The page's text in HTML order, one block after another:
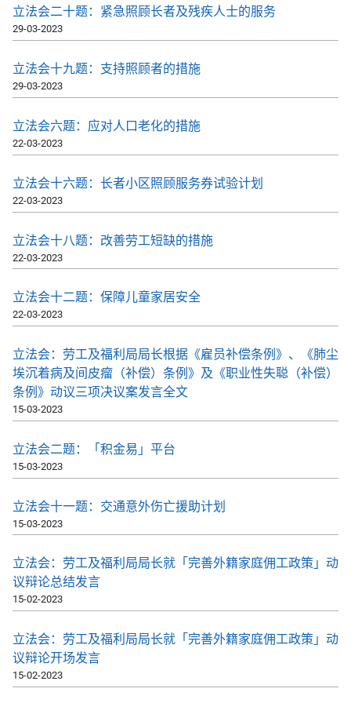
立法会二十题：紧急照顾长者及残疾人士的服务
29-03-2023
立法会十九题：支持照顾者的措施
29-03-2023
立法会六题：应对人口老化的措施
22-03-2023
立法会十六题：长者小区照顾服务券试验计划
22-03-2023
立法会十八题：改善劳工短缺的措施
22-03-2023
立法会十二题：保障儿童家居安全
22-03-2023
立法会：劳工及福利局局长根据《雇员补偿条例》、《肺尘
埃沉着病及间皮瘤（补偿）条例》及《职业性失聪（补偿）
条例》动议三项决议案发言全文
15-03-2023
立法会二题：「积金易」平台
15-03-2023
立法会十一题：交通意外伤亡援助计划
15-03-2023
​​立法会：劳工及福利局局长就「完善外籍家庭佣工政策」动
议辩论总结发言
15-02-2023
​​立法会：劳工及福利局局长就「完善外籍家庭佣工政策」动
议辩论开场发言
15-02-2023